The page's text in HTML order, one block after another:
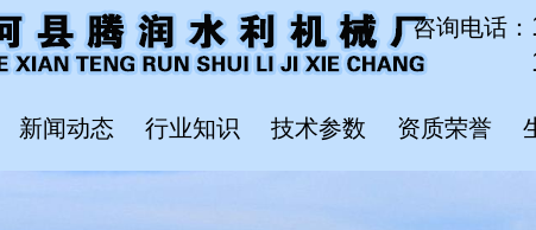
新闻动态 行业知识 技术参数 资质荣誉
咨询电话：